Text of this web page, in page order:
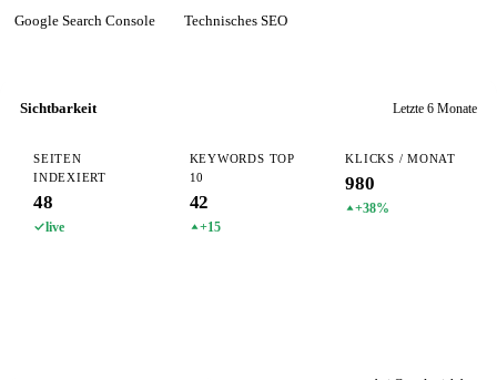
Google Search Console Technisches SEO
Sichtbarkeit Letzte 6 Monate
SEITEN
INDEXIERT
48
live
KEYWORDS TOP
10
42
+15
KLICKS / MONAT
980
+38%